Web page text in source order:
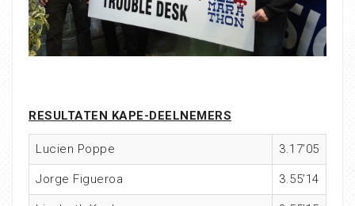
RESULTATEN KAPE-DEELNEMERS
Lucien Poppe 3.17’05
Jorge Figueroa 3.55’14